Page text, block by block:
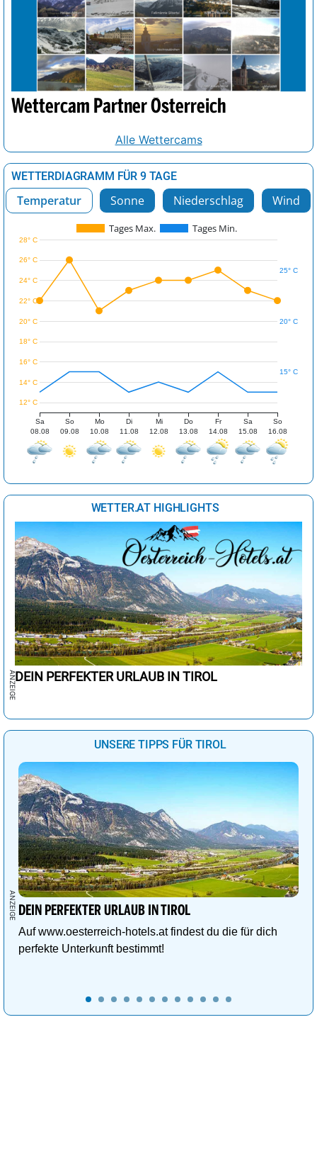
Wettercam Partner Österreich
Alle Wettercams
WETTERDIAGRAMM FÜR 9 TAGE
Temperatur Sonne Niederschlag Wind
Tages Max. Tages Min.
Sa
08.08
So
09.08
Mo
10.08
Di
11.08
Mi
12.08
Do
13.08
Fr
14.08
Sa
15.08
So
16.08
12° C
14° C
16° C
18° C
20° C
22° C
24° C
26° C
28° C
15° C
20° C
25° C
WETTER.AT HIGHLIGHTS
DEIN PERFEKTER URLAUB IN TIROL
UNSERE TIPPS FÜR TIROL
DEIN PERFEKTER URLAUB IN TIROL
Auf www.oesterreich-hotels.at findest du die für dich
perfekte Unterkunft bestimmt!